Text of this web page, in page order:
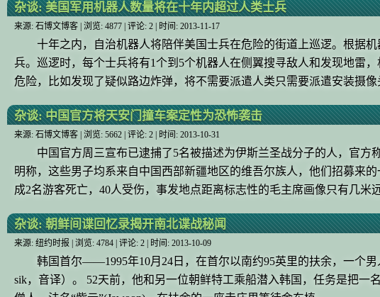
杂谈:美国军用机器人数量将在十年内超过人类士兵
来源: 石博文博客 | 浏览: 4877 | 评论: 2 | 时间: 2013-11-17
十年之内，自治机器人将陪伴美国士兵在危险的街道上巡逻。根据
兵。巡逻时，每个士兵将有1个到5个机器人在侧翼搜寻敌人和发现地雷
危险，比如发现了疑似路边炸弹，将不需要派遣人类只需要派遣安装摄像
杂谈:中国官方将天安门撞车案定性为恐怖袭击
来源: 石博文博客 | 浏览: 5662 | 评论: 2 | 时间: 2013-10-31
中国官方周三宣布已逮捕了5名被描述为伊斯兰圣战分子的人，官
明称，这些男子均系来自中国西部新疆地区的维吾尔族人，他们招募来
成2名游客死亡，40人受伤，事发地点距离标志性的毛主席画像只有几米远
杂谈:朝鲜间谍回忆录揭开南北谍战秘闻
来源: 纽约时报 | 浏览: 4784 | 评论: 2 | 时间: 2013-10-09
韩国首尔——1995年10月24日，在首尔以南约95英里的扶余，一个
sik，音译）。 52天前，他和另一位朝鲜特工乘船潜入韩国，任务是把